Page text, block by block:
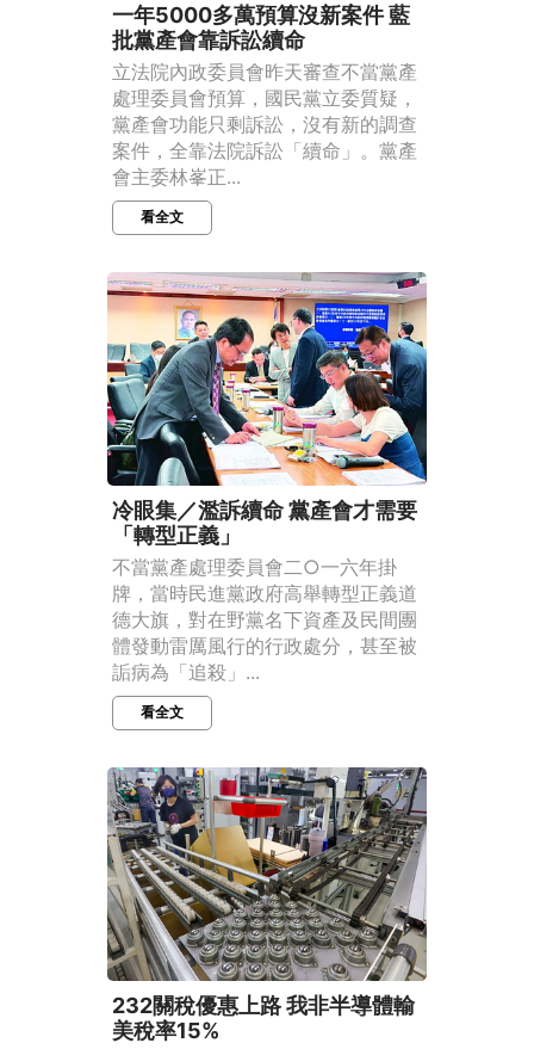
一年5000多萬預算沒新案件 藍
批黨產會靠訴訟續命
立法院內政委員會昨天審查不當黨產
處理委員會預算，國民黨立委質疑，
黨產會功能只剩訴訟，沒有新的調查
案件，全靠法院訴訟「續命」。黨產
會主委林峯正...
看全文
冷眼集／濫訴續命 黨產會才需要
「轉型正義」
不當黨產處理委員會二○一六年掛
牌，當時民進黨政府高舉轉型正義道
德大旗，對在野黨名下資產及民間團
體發動雷厲風行的行政處分，甚至被
詬病為「追殺」...
看全文
232關稅優惠上路 我非半導體輸
美稅率15%